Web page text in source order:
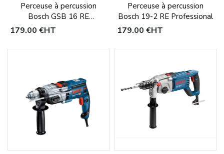
Perceuse à percussion
Bosch GSB 16 RE
Professional
179,00 €HT
Perceuse à percussion
Bosch 19-2 RE Professional
179,00 €HT